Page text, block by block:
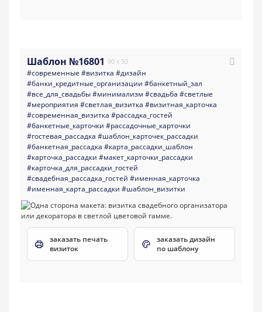
Шаблон №16801 90 x 50
#современные #визитка #дизайн
#банки_кредитные_организации #банкетный_зал
#все_для_свадьбы#минимализм #свадьба #светлые
#мероприятия #светлая_визитка #визитная_карточка
#современная_визитка #рассадка_гостей
#банкетные_карточки #рассадочные_карточки
#гостевая_рассадка #шаблон_карточек_рассадки
#банкетная_рассадка #карта_рассадки_шаблон
#карточка_рассадки #макет_карточки_рассадки
#карточка_для_рассадки_гостей
#свадебная_рассадка_гостей #именная_карточка
#именная_карта_рассадки #шаблон_визитки
заказать печать
визиток
заказать дизайн
по шаблону